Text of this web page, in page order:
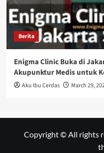
Berita
Enigma Clinic Buka di
Akupunktur Medis untuk
Aku Ibu Cerdas March 29,
Copyright © All rights